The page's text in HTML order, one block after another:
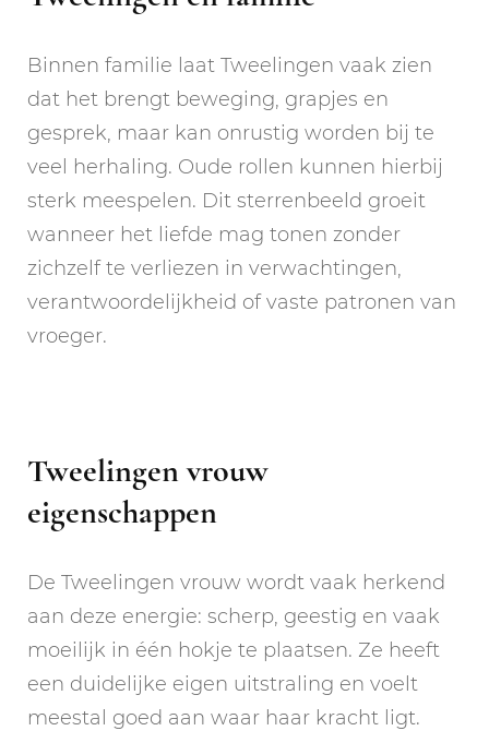
Binnen familie laat Tweelingen vaak zien
dat het brengt beweging, grapjes en
gesprek, maar kan onrustig worden bij te
veel herhaling. Oude rollen kunnen hierbij
sterk meespelen. Dit sterrenbeeld groeit
wanneer het liefde mag tonen zonder
zichzelf te verliezen in verwachtingen,
verantwoordelijkheid of vaste patronen van
vroeger.
Tweelingen vrouw
eigenschappen
De Tweelingen vrouw wordt vaak herkend
aan deze energie: scherp, geestig en vaak
moeilijk in één hokje te plaatsen. Ze heeft
een duidelijke eigen uitstraling en voelt
meestal goed aan waar haar kracht ligt.